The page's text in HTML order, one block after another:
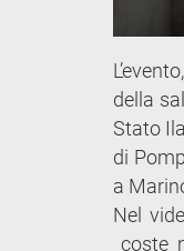
della
Stato
di
a
Nel
coste